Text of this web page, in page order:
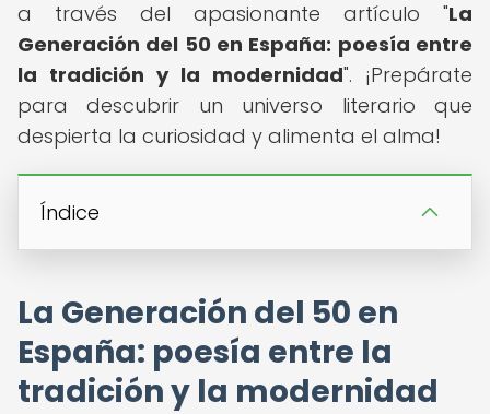
a través del apasionante artículo "La
Generación del 50 en España: poesía entre
la tradición y la modernidad". ¡Prepárate
para descubrir un universo literario que
despierta la curiosidad y alimenta el alma!
Índice
La Generación del 50 en
España: poesía entre la
tradición y la modernidad